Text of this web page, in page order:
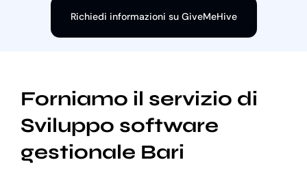
Richiedi informazioni su GiveMeHive
Forniamo il servizio di
Sviluppo software
gestionale Bari